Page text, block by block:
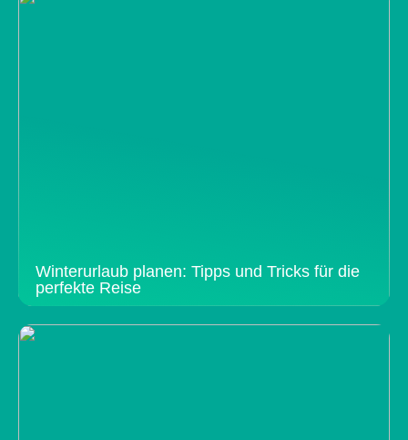
Winterurlaub planen: Tipps und Tricks für die
perfekte Reise